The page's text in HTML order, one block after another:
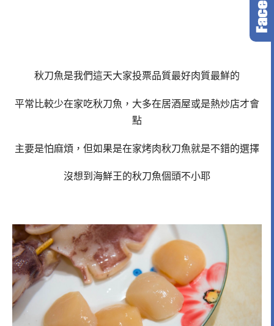
秋刀魚是我們這天大家投票品質最好肉質最鮮的
平常比較少在家吃秋刀魚，大多在居酒屋或是熱炒店才會
點
主要是怕麻煩，但如果是在家烤肉秋刀魚就是不錯的選擇
沒想到海鮮王的秋刀魚個頭不小耶